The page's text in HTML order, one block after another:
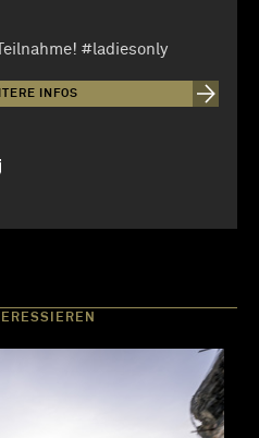
#ladiesonly
INFOS